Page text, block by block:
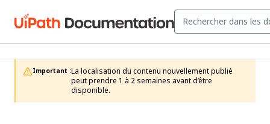
Important :La localisation du contenu nouvellement publié
peut prendre 1 à 2 semaines avant d’être
disponible.